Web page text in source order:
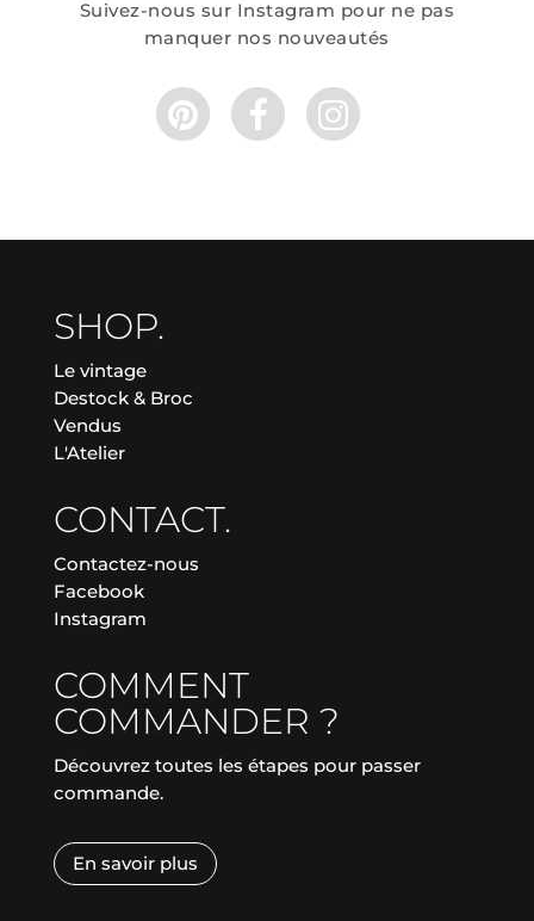
Suivez-nous sur Instagram pour ne pas
manquer nos nouveautés
SHOP.
Le vintage
Destock & Broc
Vendus
L'Atelier
CONTACT.
Contactez-nous
Facebook
Instagram
COMMENT
COMMANDER ?
Découvrez toutes les étapes pour passer
commande.
En savoir plus